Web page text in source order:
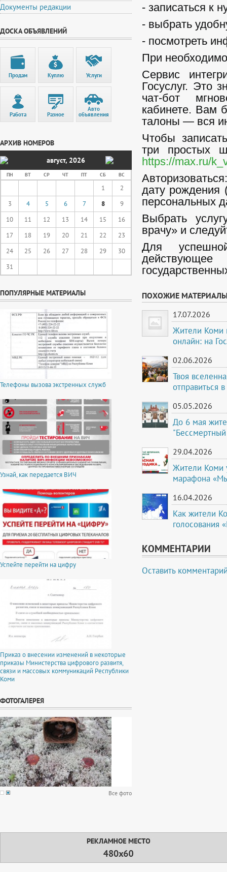
Документы редакции
ДОСКА ОБЪЯВЛЕНИЙ
Продам Куплю Услуги
Работа Разное
Авто
объявления
АРХИВ НОМЕРОВ
август, 2026
ПН ВТ СР ЧТ ПТ СБ ВС
1
2
3
4 5 6 7 8
9
10
11 12 13 14 15
16
17
18 19 20 21 22
23
24
25 26 27 28 29
30
31
ПОПУЛЯРНЫЕ МАТЕРИАЛЫ
Телефоны вызова экстренных служб
Узнай, как передается ВИЧ
Успейте перейти на цифру
Приказ о внесении изменений в некоторые
приказы Министерства цифрового развитя,
связи и массовых коммуникаций Республики
Коми
ФОТОГАЛЕРЕЯ
Все фото
- записаться к
- выбрать
- посмотреть
При
Сервис
Госуслуг. Это
чат-бот
кабинете. Вам
талоны — вся
Чтобы
три простых
https://max.ru/
дату рождения
персональных
Выбрать
врачу» и
Для
ПОХОЖИЕ
17.07.2026
Жители Коми
онлайн: на
02.06.2026
Твоя
отправиться
05.05.2026
До 6 мая
29.04.2026
Жители Коми
марафона
16.04.2026
Как жители
голосования
КОММЕНТАРИИ
Оставить